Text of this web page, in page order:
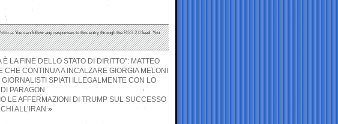
. You can follow any responses to this entry through theRSS 2.0feed. You
LA FINE DELLO STATO DI DIRITTO”: MATTEO
CHE CONTINUA A INCALZARE GIORGIA MELONI
SPIATI ILLEGALMENTE CON LO
PARAGON
LE AFFERMAZIONI DI TRUMP SUL SUCCESSO
ALL’IRAN »